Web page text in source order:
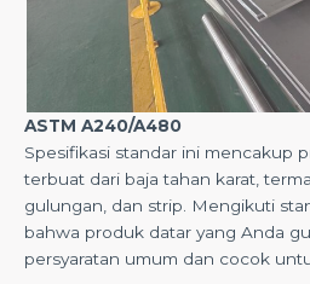
ASTM A240/A480
Spesifikasi standar ini mencakup
terbuat dari baja tahan karat,
gulungan, dan strip. Mengikuti
bahwa produk datar yang Anda
persyaratan umum dan cocok